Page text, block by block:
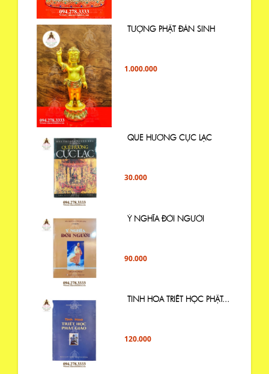
TƯỢNG PHẬT ĐẢN SINH
1.000.000
QUE HƯƠNG CỰC LẠC
30.000
Ý NGHĨA ĐỜI NGƯỜI
90.000
TINH HOA TRIẾT HỌC PHẬT...
120.000